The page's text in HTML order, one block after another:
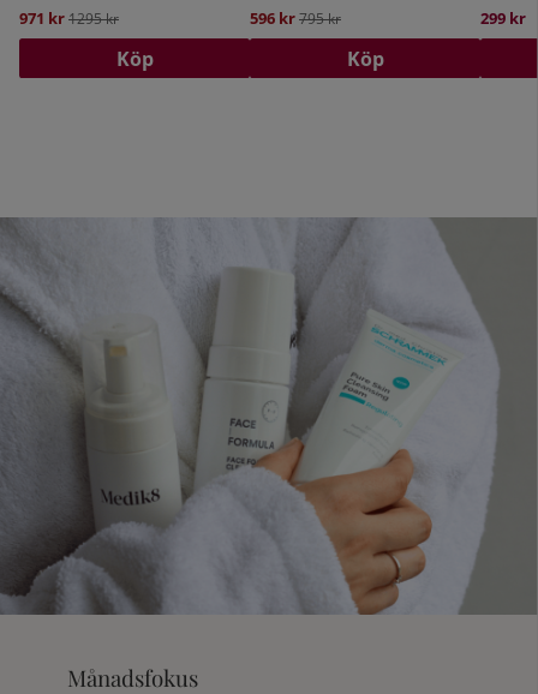
971 krOrdinarie pris:
1295 kr
Köp
596 krOrdinarie pris:
795 kr
Köp
299 kr
Månadsfokus